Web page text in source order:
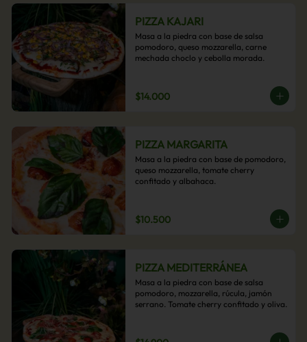
PIZZA KAJARI
Masa a la piedra con base de salsa
pomodoro, queso mozzarella, carne
mechada choclo y cebolla morada.
$14.000
PIZZA MARGARITA
Masa a la piedra con base de pomodoro,
queso mozzarella, tomate cherry
confitado y albahaca.
$10.500
PIZZA MEDITERRÁNEA
Masa a la piedra con base de salsa
pomodoro, mozzarella, rúcula, jamón
serrano. Tomate cherry confitado y oliva.